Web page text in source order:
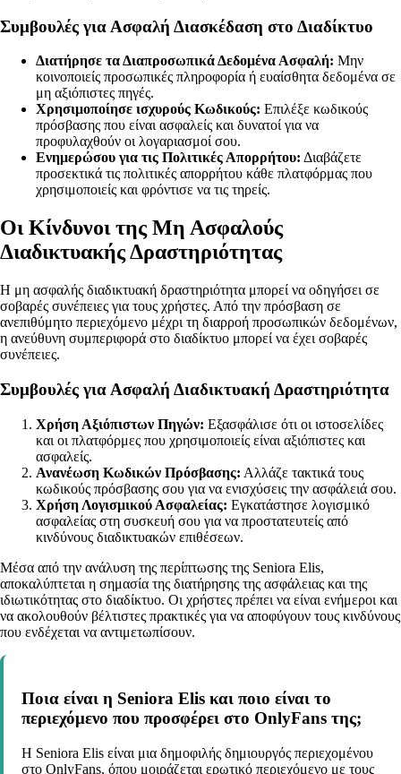
Συμβουλές για Ασφαλή Διασκέδαση στο Διαδίκτυο
Διατήρησε τα Διαπροσωπικά Δεδομένα Ασφαλή: Μην
κοινοποιείς προσωπικές πληροφορία ή ευαίσθητα δεδομένα σε
μη αξιόπιστες πηγές.
Χρησιμοποίησε ισχυρούς Κωδικούς: Επιλέξε κωδικούς
πρόσβασης που είναι ασφαλείς και δυνατοί για να
προφυλαχθούν οι λογαριασμοί σου.
Ενημερώσου για τις Πολιτικές Απορρήτου: Διαβάζετε
προσεκτικά τις πολιτικές απορρήτου κάθε πλατφόρμας που
χρησιμοποιείς και φρόντισε να τις τηρείς.
Οι Κίνδυνοι της Μη Ασφαλούς
Διαδικτυακής Δραστηριότητας
Η μη ασφαλής διαδικτυακή δραστηριότητα μπορεί να οδηγήσει σε
σοβαρές συνέπειες για τους χρήστες. Από την πρόσβαση σε
ανεπιθύμητο περιεχόμενο μέχρι τη διαρροή προσωπικών δεδομένων,
η ανεύθυνη συμπεριφορά στο διαδίκτυο μπορεί να έχει σοβαρές
συνέπειες.
Συμβουλές για Ασφαλή Διαδικτυακή Δραστηριότητα
Χρήση Αξιόπιστων Πηγών: Εξασφάλισε ότι οι ιστοσελίδες
και οι πλατφόρμες που χρησιμοποιείς είναι αξιόπιστες και
ασφαλείς.
Ανανέωση Κωδικών Πρόσβασης: Αλλάζε τακτικά τους
κωδικούς πρόσβασης σου για να ενισχύσεις την ασφάλειά σου.
Χρήση Λογισμικού Ασφαλείας: Εγκατάστησε λογισμικό
ασφαλείας στη συσκευή σου για να προστατευτείς από
κινδύνους διαδικτυακών επιθέσεων.
Μέσα από την ανάλυση της περίπτωσης της Seniora Elis,
αποκαλύπτεται η σημασία της διατήρησης της ασφάλειας και της
ιδιωτικότητας στο διαδίκτυο. Οι χρήστες πρέπει να είναι ενήμεροι και
να ακολουθούν βέλτιστες πρακτικές για να αποφύγουν τους κινδύνους
που ενδέχεται να αντιμετωπίσουν.
Ποια είναι η Seniora Elis και ποιο είναι το
περιεχόμενο που προσφέρει στο OnlyFans της;
Η Seniora Elis είναι μια δημοφιλής δημιουργός περιεχομένου
στο OnlyFans, όπου μοιράζεται ερωτικό περιεχόμενο με τους